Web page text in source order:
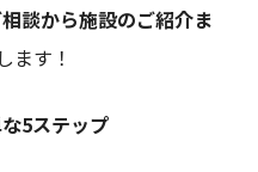
談から施設のご紹介ま
ます！
5ステップ